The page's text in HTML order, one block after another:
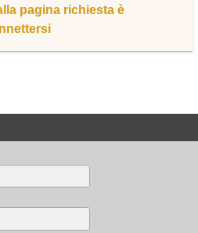
pagina richiesta è